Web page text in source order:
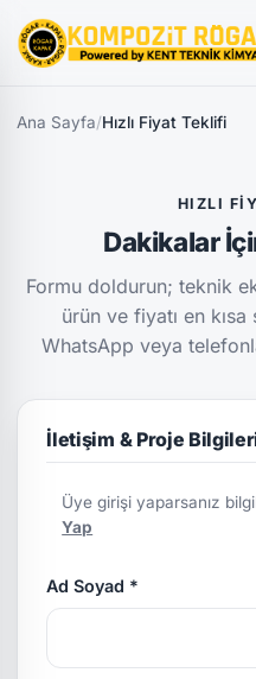
Ana Sayfa/Hızlı Fiyat Teklifi
HIZLI
Dakikalar
Formu doldurun; teknik
ürün ve fiyatı en
WhatsApp veya
İletişim & Proje
Üye girişi yaparsanız
Yap
Ad Soyad *